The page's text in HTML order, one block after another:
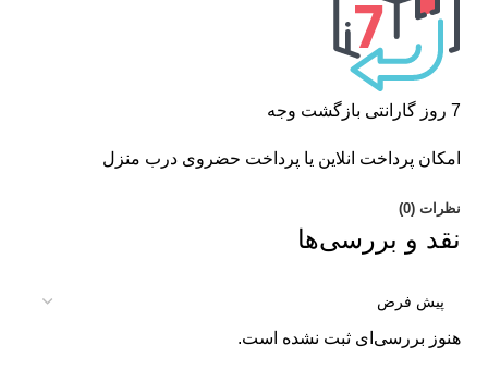
7 روز گارانتی بازگشت وجه
امکان پرداخت انلاین یا پرداخت حضروی درب منزل
نظرات (0)
نقد و بررسی‌ها
هنوز بررسی‌ای ثبت نشده است.